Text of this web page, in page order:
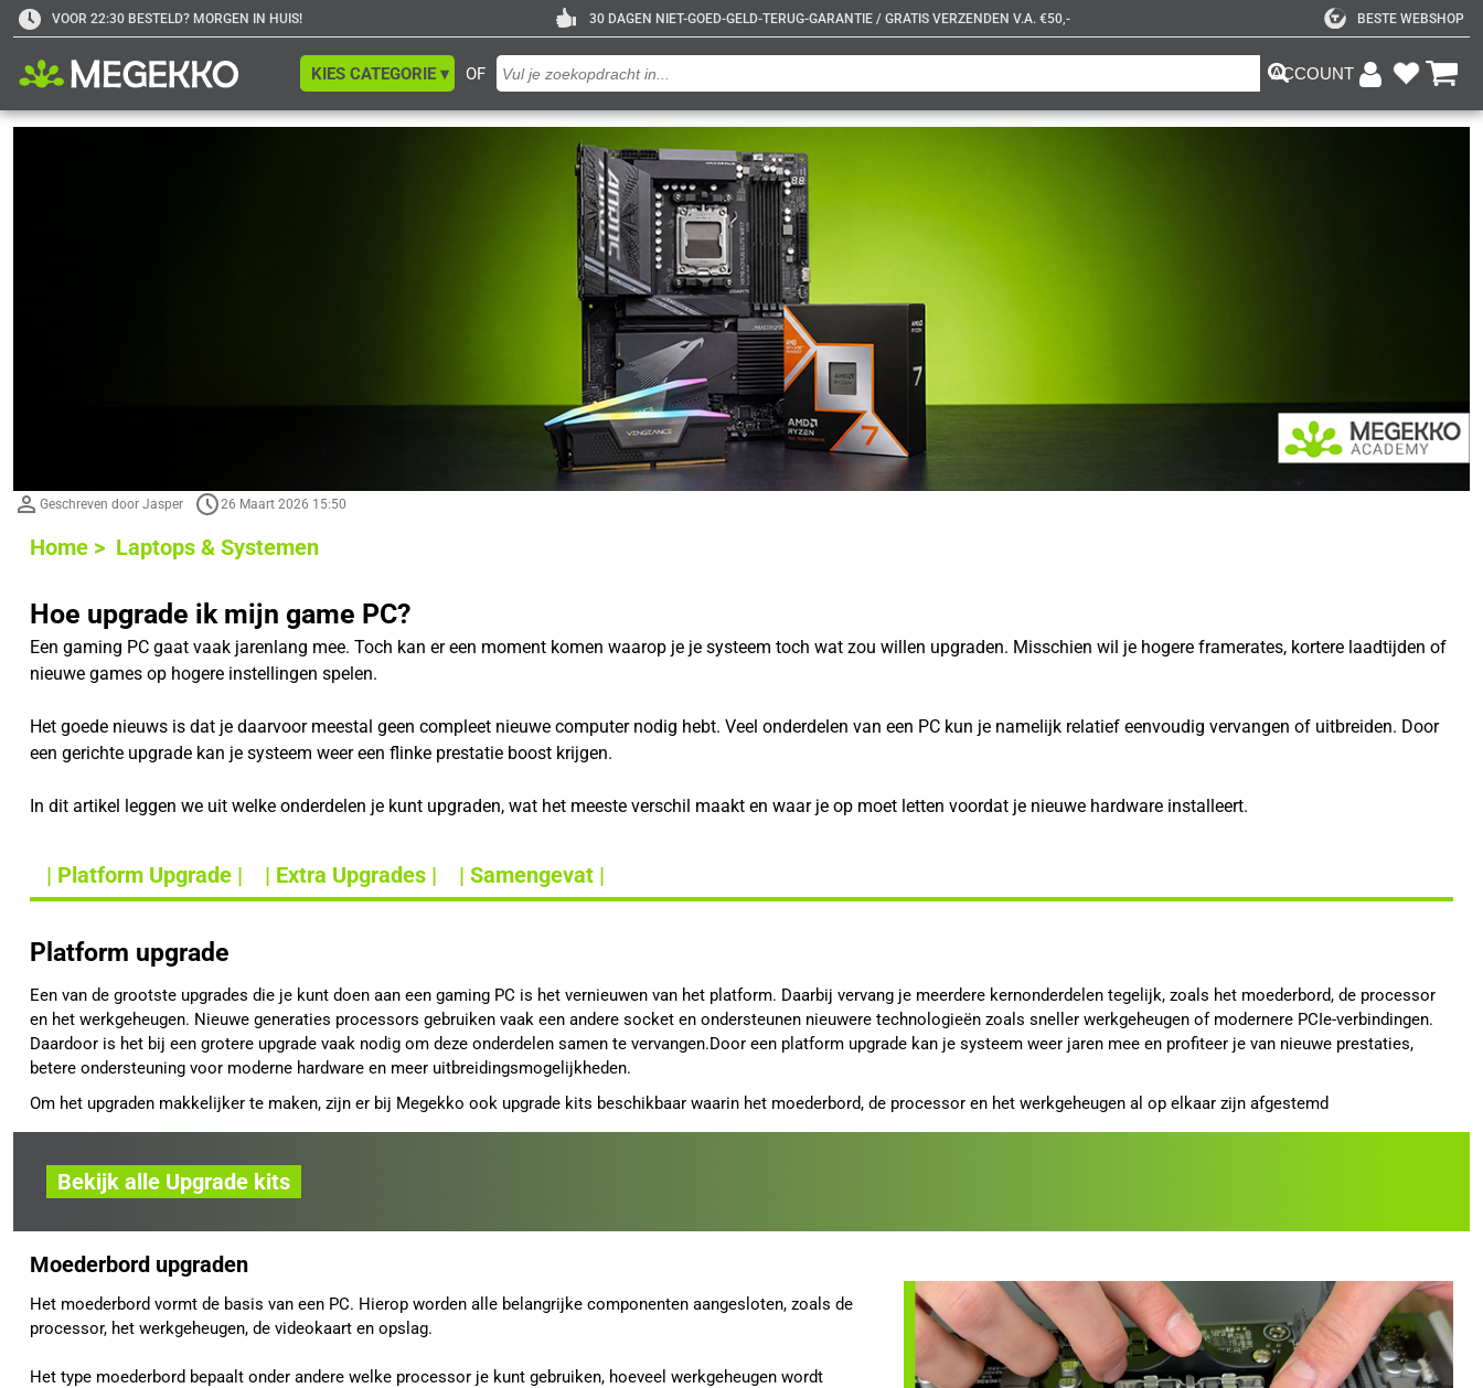
VOOR 22:30 BESTELD? MORGEN IN HUIS! 30 DAGEN NIET-GOED-GELD-TERUG-GARANTIE / GRATIS VERZENDEN V.A. €50,- BESTE WEBSHOP
OF
KIES CATEGORIE ▾ ACCOUNT
Geschreven door Jasper 26 Maart 2026 15:50
Home > Laptops & Systemen
Hoe upgrade ik mijn game PC?
Een gaming PC gaat vaak jarenlang mee. Toch kan er een moment komen waarop je je systeem toch wat zou willen upgraden. Misschien wil je hogere framerates, kortere laadtijden of
nieuwe games op hogere instellingen spelen.
Het goede nieuws is dat je daarvoor meestal geen compleet nieuwe computer nodig hebt. Veel onderdelen van een PC kun je namelijk relatief eenvoudig vervangen of uitbreiden. Door
een gerichte upgrade kan je systeem weer een flinke prestatie boost krijgen.
In dit artikel leggen we uit welke onderdelen je kunt upgraden, wat het meeste verschil maakt en waar je op moet letten voordat je nieuwe hardware installeert.
| Platform Upgrade | | Extra Upgrades | | Samengevat |
Platform upgrade
Een van de grootste upgrades die je kunt doen aan een gaming PC is het vernieuwen van het platform. Daarbij vervang je meerdere kernonderdelen tegelijk, zoals het moederbord, de processor
en het werkgeheugen. Nieuwe generaties processors gebruiken vaak een andere socket en ondersteunen nieuwere technologieën zoals sneller werkgeheugen of modernere PCIe-verbindingen.
Daardoor is het bij een grotere upgrade vaak nodig om deze onderdelen samen te vervangen.Door een platform upgrade kan je systeem weer jaren mee en profiteer je van nieuwe prestaties,
betere ondersteuning voor moderne hardware en meer uitbreidingsmogelijkheden.
Om het upgraden makkelijker te maken, zijn er bij Megekko ook upgrade kits beschikbaar waarin het moederbord, de processor en het werkgeheugen al op elkaar zijn afgestemd
Bekijk alle Upgrade kits
Moederbord upgraden
Het moederbord vormt de basis van een PC. Hierop worden alle belangrijke componenten aangesloten, zoals de
processor, het werkgeheugen, de videokaart en opslag.
Het type moederbord bepaalt onder andere welke processor je kunt gebruiken, hoeveel werkgeheugen wordt